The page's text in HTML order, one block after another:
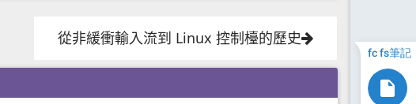
從非緩衝輸入流到 Linux 控制檯的歷史